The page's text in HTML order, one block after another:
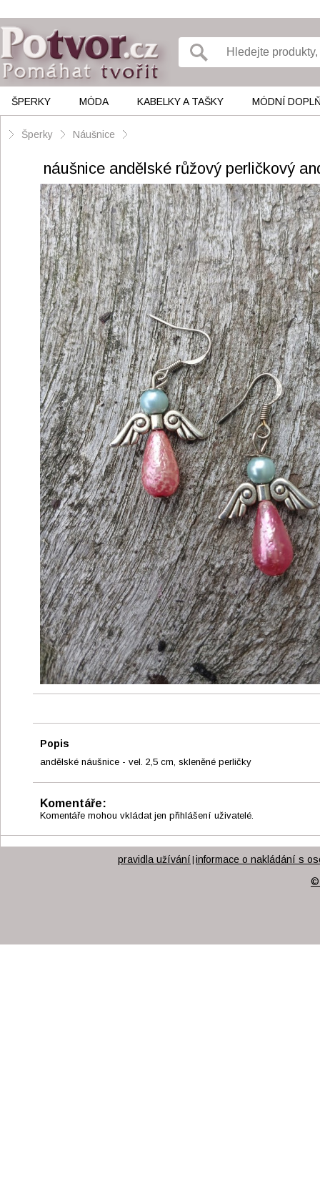
ŠPERKY MÓDA KABELKY A TAŠKY MÓDNÍ
Šperky Náušnice
náušnice andělské růžový perličkový
Popis
andělské náušnice - vel. 2,5 cm, skleněné perličky
Komentáře:
Komentáře mohou vkládat jen přihlášení uživatelé.
pravidla užívání informace o nakládání s
©